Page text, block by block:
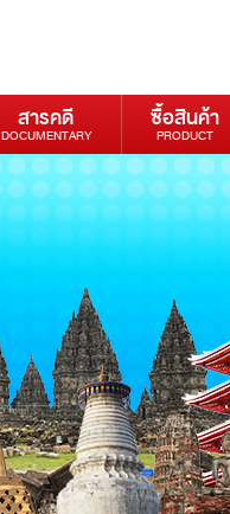
สารคดี
DOCUMENTARY
ซื้อสินค้า
PRODUCT